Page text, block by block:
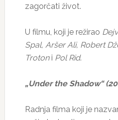
zagorčati život.
U filmu, koji je režirao
Spal, Aršer Ali, Robert
Troton i Pol Rid.
„Under the Shadow“
Radnja filma koji je